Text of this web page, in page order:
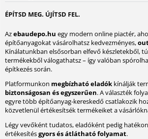
ÉPÍTSD MEG. ÚJÍTSD FEL.
Azebaudepo.hu egy modern online piactér,
építőanyagokat vásárolhatsz kedvezményes,
Kínálatunkban elsősorban elfevő készletekből,
termékekből válogathatsz – így valóban
építkezés során.
Platformunkon megbízható eladók kínálják
biztonságosan és egyszerűen. A választék
egyre több építőanyag-kereskedő csatlakozik
közvetlenül értékesítsék termékeiket a
Légy vevőként tudatos, eladóként pedig
értékesítésgyors és átlátható folyamat.